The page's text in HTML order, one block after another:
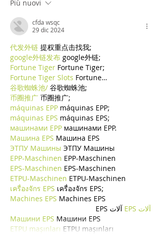
Più nuovi
cfda wsqc
29 dic 2024
代发外链 提权重点击找我;
google外链发布 google外链;
Fortune Tiger Fortune Tiger;
Fortune Tiger Slots Fortune…
谷歌蜘蛛池/ 谷歌蜘蛛池;
币圈推广 币圈推广;
máquinas EPP máquinas EPP;
máquinas EPS máquinas EPS;
машинами EPP машинами EPP.
Машина EPS Машина EPS
ЭТПУ Машины ЭТПУ Машины
EPP-Maschinen EPP-Maschinen
EPS-Maschinen EPS-Maschinen
ETPU-Maschinen ETPU-Maschinen
เครื่องจักร EPS เครื่องจักร EPS;
Machines EPS Machines EPS
آلات EPS
آلات EPS
Машини EPS Машини EPS
ETPU maşınları ETPU maşınları